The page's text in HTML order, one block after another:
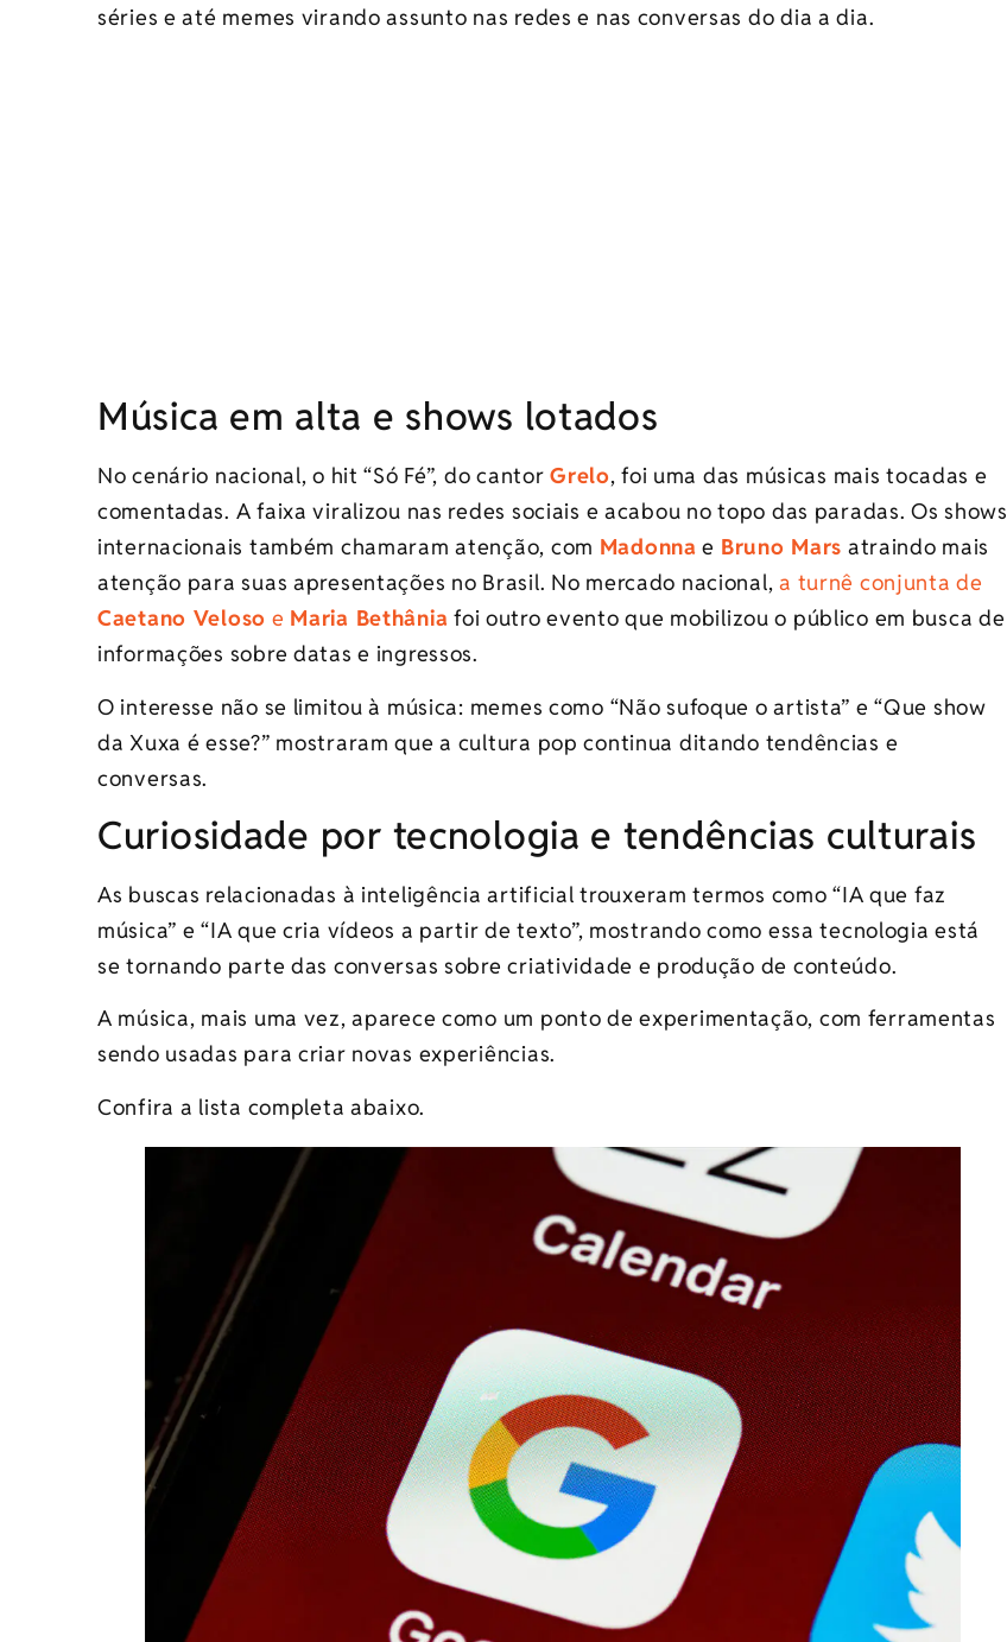
séries e até memes virando assunto nas redes e nas conversas do dia a dia.
Música em alta e shows lotados
No cenário nacional, o hit “Só Fé”, do cantorGrelo, foi uma das músicas mais tocadas e
comentadas. A faixa viralizou nas redes sociais e acabou no topo das paradas. Os shows
internacionais também chamaram atenção, com Madonna e Bruno Mars atraindo mais
atenção para suas apresentações no Brasil. No mercado nacional,a turnê conjunta de
Caetano Veloso e Maria Bethânia foi outro evento que mobilizou o público em busca de
informações sobre datas e ingressos.
O interesse não se limitou à música: memes como “Não sufoque o artista” e “Que show
da Xuxa é esse?” mostraram que a cultura pop continua ditando tendências e
conversas.
Curiosidade por tecnologia e tendências culturais
As buscas relacionadas à inteligência artificial trouxeram termos como “IA que faz
música” e “IA que cria vídeos a partir de texto”, mostrando como essa tecnologia está
se tornando parte das conversas sobre criatividade e produção de conteúdo.
A música, mais uma vez, aparece como um ponto de experimentação, com ferramentas
sendo usadas para criar novas experiências.
Confira a lista completa abaixo.